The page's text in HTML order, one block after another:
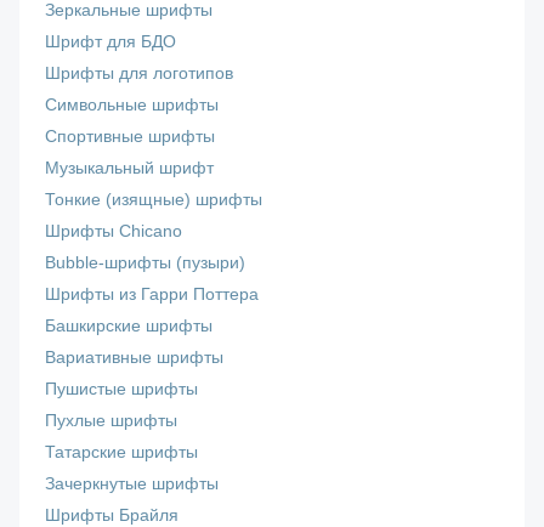
Зеркальные шрифты
Шрифт для БДО
Шрифты для логотипов
Символьные шрифты
Спортивные шрифты
Музыкальный шрифт
Тонкие (изящные) шрифты
Шрифты Chicano
Bubble-шрифты (пузыри)
Шрифты из Гарри Поттера
Башкирские шрифты
Вариативные шрифты
Пушистые шрифты
Пухлые шрифты
Татарские шрифты
Зачеркнутые шрифты
Шрифты Брайля